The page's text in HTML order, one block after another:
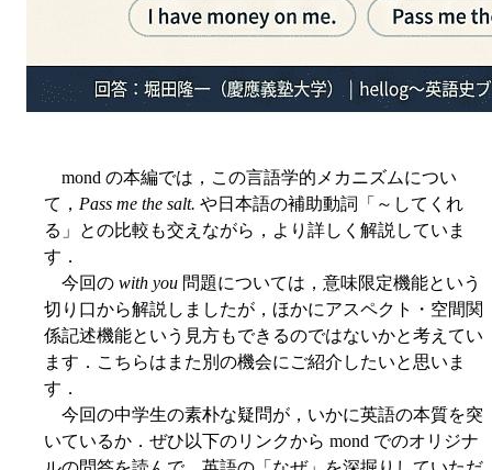
mond の本編では，この言語学的メカニズムについ
て， Pass me the salt. や日本語の補助動詞「～してくれ
る」との比較も交えながら，より詳しく解説していま
す．
今回の with you 問題については，意味限定機能という
切り口から解説しましたが，ほかにアスペクト・空間関
係記述機能という見方もできるのではないかと考えてい
ます．こちらはまた別の機会にご紹介したいと思いま
す．
今回の中学生の素朴な疑問が，いかに英語の本質を突
いているか．ぜひ以下のリンクから mond でのオリジナ